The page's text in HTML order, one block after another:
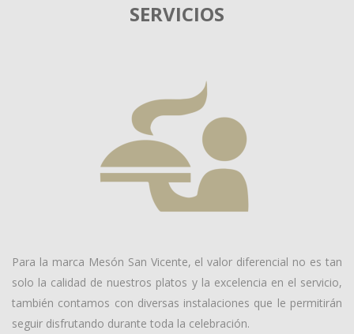
SERVICIOS
Para la marca Mesón San Vicente, el valor diferencial no es tan
solo la calidad de nuestros platos y la excelencia en el servicio,
también contamos con diversas instalaciones que le permitirán
seguir disfrutando durante toda la celebración.